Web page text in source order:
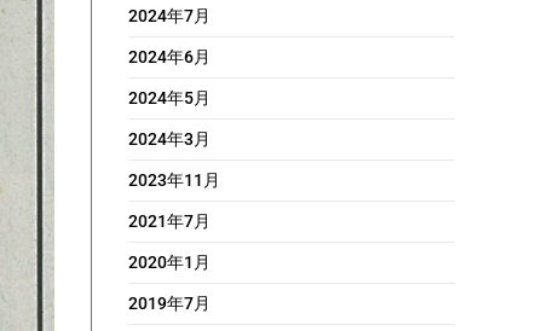
2024年7月
2024年6月
2024年5月
2024年3月
2023年11月
2021年7月
2020年1月
2019年7月